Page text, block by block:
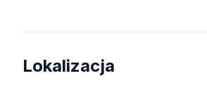
Lokalizacja